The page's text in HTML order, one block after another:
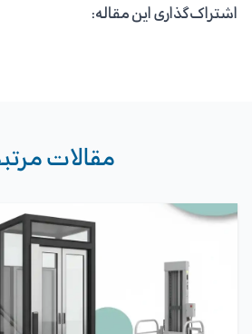
اشتراک‌گذاری این مقاله:
مقالات